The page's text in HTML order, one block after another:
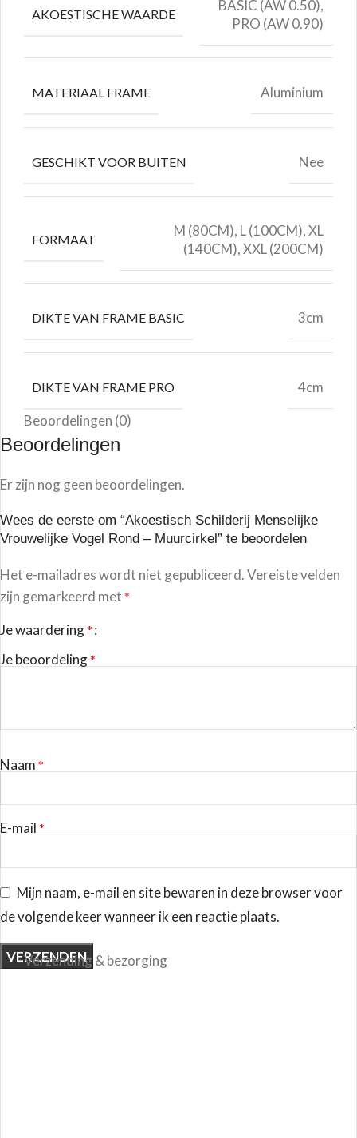
AKOESTISCHE WAARDE
BASIC (AW 0.50),
PRO (AW 0.90)
MATERIAAL FRAME Aluminium
GESCHIKT VOOR BUITEN Nee
FORMAAT
M (80CM), L (100CM), XL
(140CM), XXL (200CM)
DIKTE VAN FRAME BASIC 3cm
DIKTE VAN FRAME PRO 4cm
Beoordelingen (0)
Beoordelingen
Er zijn nog geen beoordelingen.
Wees de eerste om “Akoestisch Schilderij Menselijke
Vrouwelijke Vogel Rond – Muurcirkel” te beoordelen
Het e-mailadres wordt niet gepubliceerd.Vereiste velden
zijn gemarkeerd met *
Je waardering*
Je beoordeling*
Naam *
E-mail *
Mijn naam, e-mail en site bewaren in deze browser voor
de volgende keer wanneer ik een reactie plaats.
Verzending & bezorging